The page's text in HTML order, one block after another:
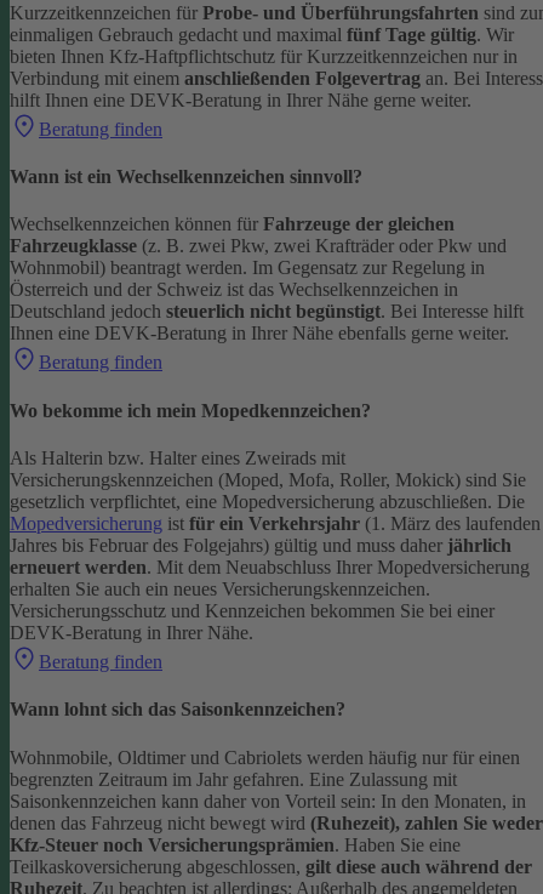
Kurzzeitkennzeichen für Probe- und Überführungsfahrten sind
einmaligen Gebrauch gedacht und maximal fünf Tage gültig. Wir
bieten Ihnen Kfz-Haftpflichtschutz für Kurzzeitkennzeichen nur in
Verbindung mit einem anschließenden Folgevertrag an. Bei
hilft Ihnen eine DEVK-Beratung in Ihrer Nähe gerne weiter.
Beratung finden
Wann ist ein Wechselkennzeichen sinnvoll?
Wechselkennzeichen können für Fahrzeuge der gleichen
Fahrzeugklasse (z. B. zwei Pkw, zwei Krafträder oder Pkw und
Wohnmobil) beantragt werden. Im Gegensatz zur Regelung in
Österreich und der Schweiz ist das Wechselkennzeichen in
Deutschland jedoch steuerlich nicht begünstigt. Bei Interesse hilft
Ihnen eine DEVK-Beratung in Ihrer Nähe ebenfalls gerne weiter.
Beratung finden
Wo bekomme ich mein Mopedkennzeichen?
Als Halterin bzw. Halter eines Zweirads mit
Versicherungskennzeichen (Moped, Mofa, Roller, Mokick) sind Sie
gesetzlich verpflichtet, eine Mopedversicherung abzuschließen. Die
Mopedversicherung ist für ein Verkehrsjahr (1. März des laufenden
Jahres bis Februar des Folgejahrs) gültig und muss daher jährlich
erneuert werden. Mit dem Neuabschluss Ihrer Mopedversicherung
erhalten Sie auch ein neues Versicherungskennzeichen.
Versicherungsschutz und Kennzeichen bekommen Sie bei einer
DEVK-Beratung in Ihrer Nähe.
Beratung finden
Wann lohnt sich das Saisonkennzeichen?
Wohnmobile, Oldtimer und Cabriolets werden häufig nur für einen
begrenzten Zeitraum im Jahr gefahren. Eine Zulassung mit
Saisonkennzeichen kann daher von Vorteil sein: In den Monaten, in
denen das Fahrzeug nicht bewegt wird (Ruhezeit), zahlen Sie weder
Kfz-Steuer noch Versicherungsprämien. Haben Sie eine
Teilkaskoversicherung abgeschlossen, gilt diese auch während der
Ruhezeit. Zu beachten ist allerdings: Außerhalb des angemeldeten